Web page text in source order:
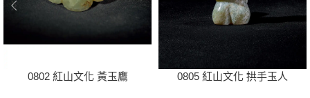
0802 紅山文化 黃玉鷹 0805 紅山文化 拱手玉人